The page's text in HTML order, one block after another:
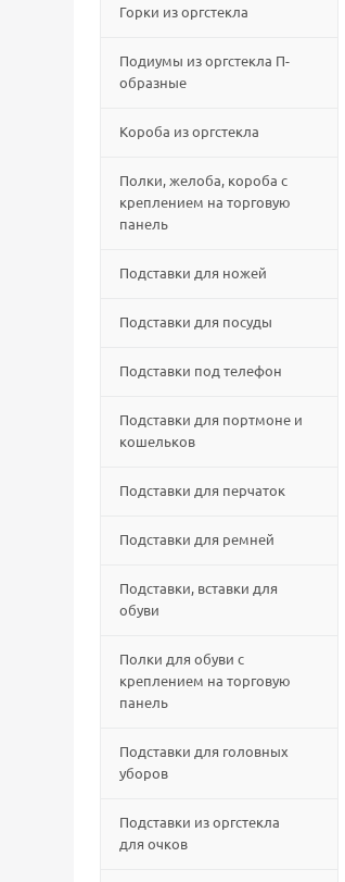
Горки из оргстекла
Подиумы из оргстекла П-
образные
Короба из оргстекла
Полки, желоба, короба с
креплением на торговую
панель
Подставки для ножей
Подставки для посуды
Подставки под телефон
Подставки для портмоне и
кошельков
Подставки для перчаток
Подставки для ремней
Подставки, вставки для
обуви
Полки для обуви с
креплением на торговую
панель
Подставки для головных
уборов
Подставки из оргстекла
для очков